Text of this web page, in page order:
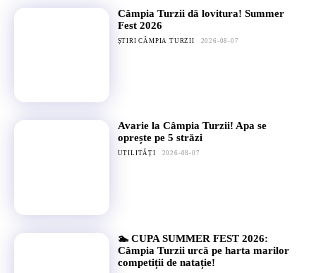
Câmpia Turzii dă lovitura! Summer
Fest 2026
ȘTIRI CÂMPIA TURZII 2026-08-07
Avarie la Câmpia Turzii! Apa se
oprește pe 5 străzi
UTILITĂȚI 2026-08-07
🏊 CUPA SUMMER FEST 2026:
Câmpia Turzii urcă pe harta marilor
competiții de natație!